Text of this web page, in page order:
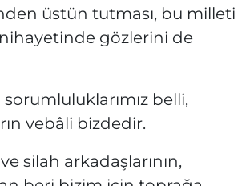
üstün tutması, bu milleti
gözlerini de
belli,
vebâli bizdedir.
silah arkadaşlarının,